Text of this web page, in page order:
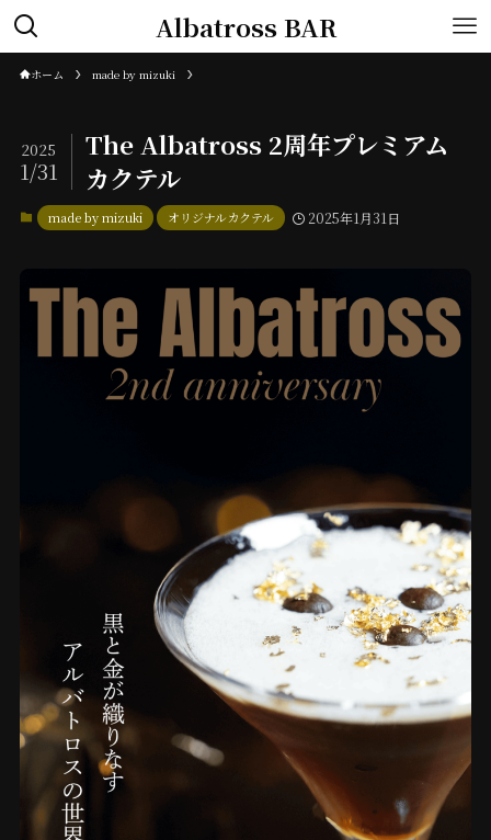
Albatross BAR
ホーム made by mizuki
The Albatross 2周年プレミアム
カクテル
2025
1/31
made by mizuki オリジナルカクテル 2025年1月31日